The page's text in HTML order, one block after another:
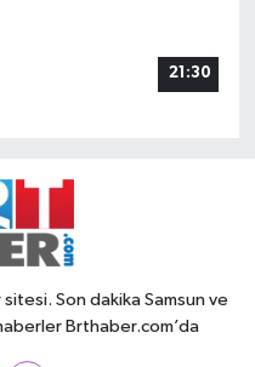
21:30
sitesi. Son dakika Samsun ve
Brthaber.com’da